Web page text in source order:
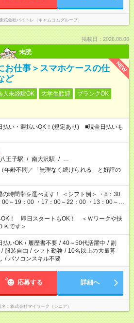
式会社バイトレ（キャムコムグループ）
掲載日：2026.08.06
未読
NEW
お仕事＞スマホケースの仕
ど
人未経験OK 大学生歓迎
ブランクOK
い・週払いOK！(規定あり) ■現金日払いも
王子駅 / 南大沢駅 / …
年齢不問／「無理なく続けられる」と好評の
00～19：00 ・17：00～22：00 ・13：00～
～翌6：00 など
OK！ 即日スタートもOK！ ＜Ｗワークや扶
Ｋです＞
払いOK / 履歴書不要 / 40～50代活躍中 / 副
/ 服装自由 / シフト勤務 / 10名以上の大量募
/ パソコンスキル不要
応募する 詳細へ
名 株式会社マイワーク（シニア）